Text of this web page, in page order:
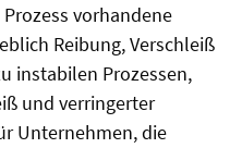
vorhandene
Reibung, Verschleiß
instabilen Prozessen,
und verringerter
Unternehmen, die